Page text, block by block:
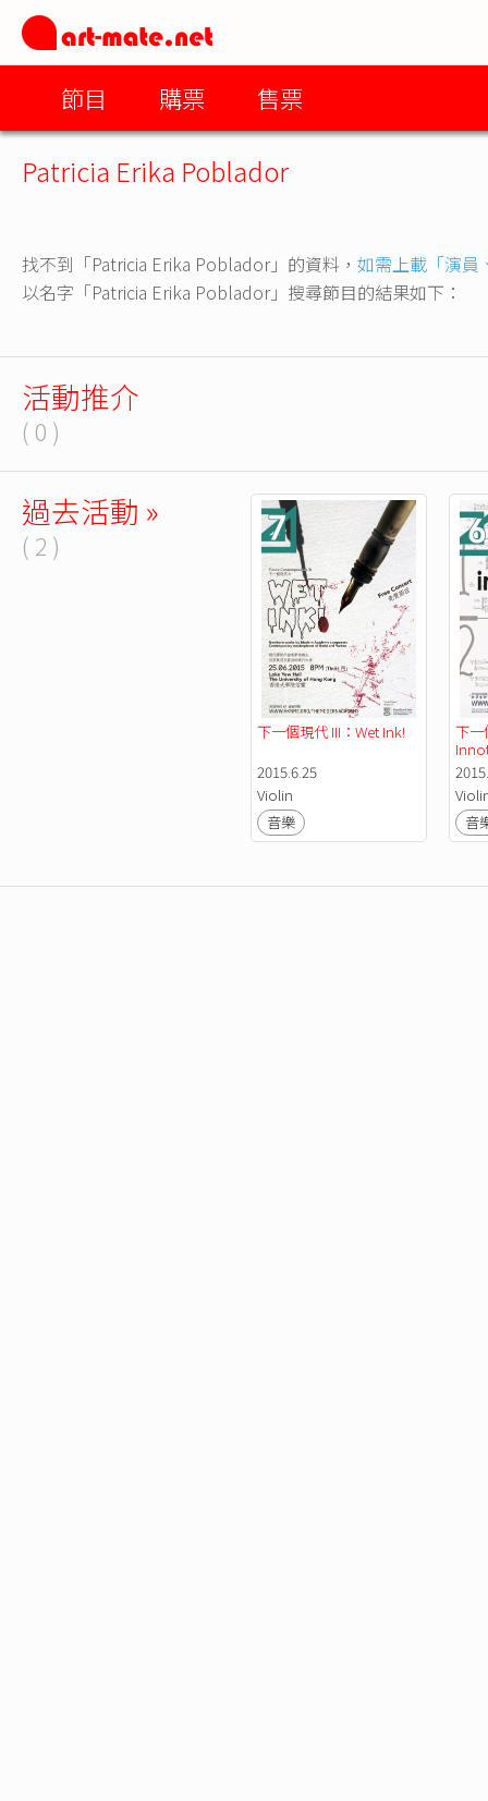
節目 購票 售票
Patricia Erika Poblador
找不到「Patricia Erika Poblador」的資料， 如需上載「演員
以名字「Patricia Erika Poblador」搜尋節目的結果如下：
活動推介
( 0 )
過去活動 »
( 2 )
下一個現代 III：Wet Ink!
2015.6.25
Violin
音樂
下一
音